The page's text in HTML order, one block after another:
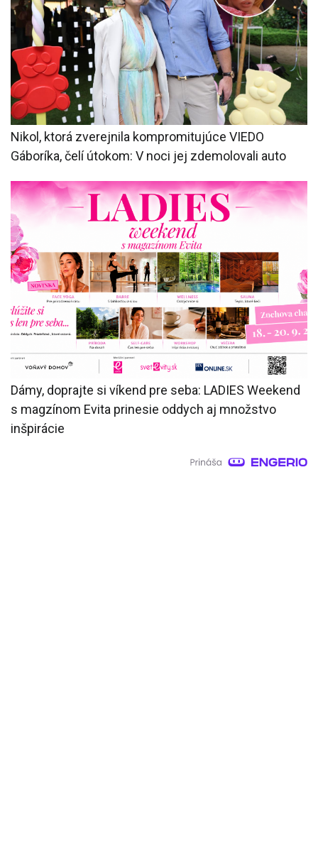
Nikol, ktorá zverejnila kompromitujúce VIEDO
Gáboríka, čelí útokom: V noci jej zdemolovali auto
Dámy, doprajte si víkend pre seba: LADIES Weekend
s magzínom Evita prinesie oddych aj množstvo
inšpirácie